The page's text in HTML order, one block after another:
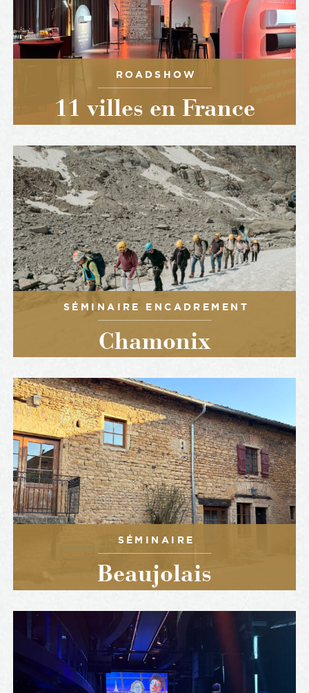
11 villes en France
ROADSHOW
Chamonix
SÉMINAIRE ENCADREMENT
Beaujolais
SÉMINAIRE